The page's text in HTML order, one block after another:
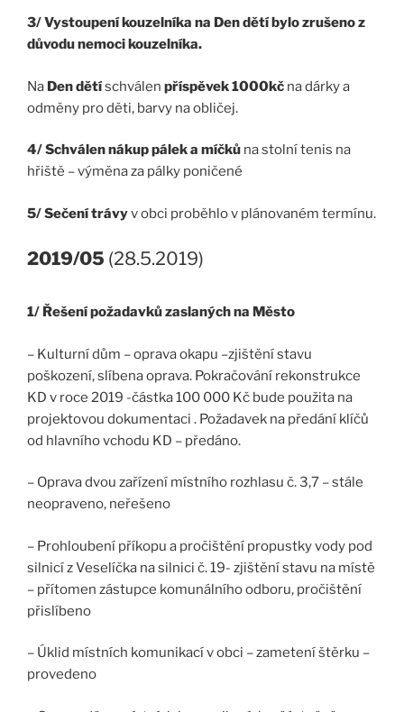
3/ Vystoupení kouzelníka na Den dětí bylo zrušeno z
důvodu nemoci kouzelníka.
Na Den dětíschválen příspěvek 1000kč na dárky a
odměny pro děti, barvy na obličej.
4/ Schválen nákup pálek a míčků na stolní tenis na
hřiště – výměna za pálky poničené
5/ Sečení trávyv obci proběhlo v plánovaném termínu.
2019/05 (28.5.2019)
1/ Řešení požadavků zaslaných na Město
– Kulturní dům – oprava okapu –zjištění stavu
poškození, slíbena oprava. Pokračování rekonstrukce
KD v roce 2019 -částka 100 000 Kč bude použita na
projektovou dokumentaci . Požadavek na předání klíčů
od hlavního vchodu KD – předáno.
– Oprava dvou zařízení místního rozhlasu č. 3,7 – stále
neopraveno, neřešeno
– Prohloubení příkopu a pročištění propustky vody pod
silnicí z Veselíčka na silnici č. 19- zjištění stavu na místě
– přítomen zástupce komunálního odboru, pročištění
přislíbeno
– Úklid místních komunikací v obci – zametení štěrku –
provedeno